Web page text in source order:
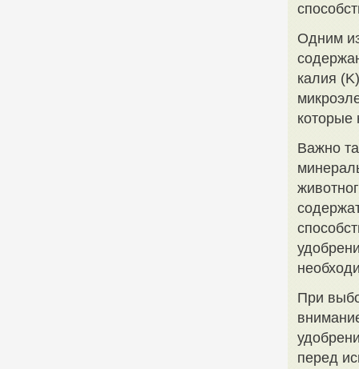
Одним
калия
которые
Важно
При
перед